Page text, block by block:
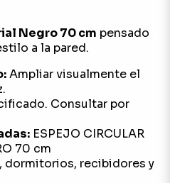
Negro 70 cm pensado
a la pared.
Ampliar visualmente el
Consultar por
ESPEJO CIRCULAR
70 cm
dormitorios, recibidores y